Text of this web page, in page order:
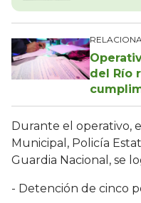
del Río
Durante el operativo,
Municipal, Policía
Guardia Nacional, se
- Detención de cinco